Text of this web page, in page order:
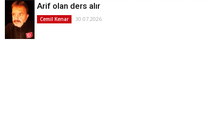
Arif olan ders alır
Cemil Kenar 30.07.2026